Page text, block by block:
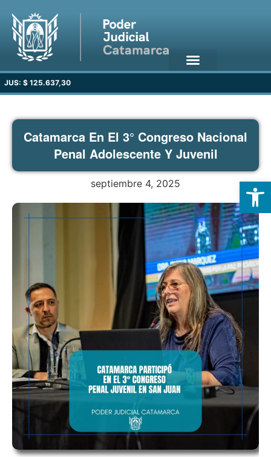
JUS: $ 125.637,30
Catamarca En El 3° Congreso Nacional
Penal Adolescente Y Juvenil
septiembre 4, 2025